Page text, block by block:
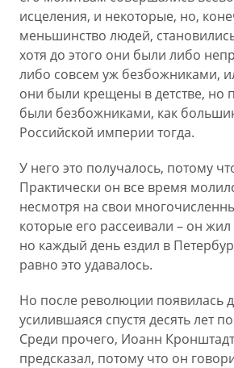
исцеления, и некоторые, но,
меньшинство людей,
хотя до этого они были либо
либо совсем уж безбожниками,
они были крещены в детстве, но
были безбожниками, как
Российской империи тогда.
У него это получалось, потому
Практически он все время
несмотря на свои
которые его рассеивали – он
но каждый день ездил в
равно это удавалось.
Но после революции появилась
усилившаяся спустя десять лет
Среди прочего, Иоанн
предсказал, потому что он